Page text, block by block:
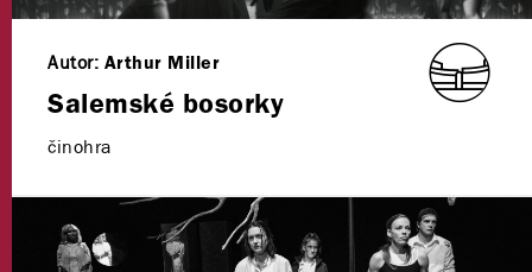
Autor: Arthur Miller
Salemské bosorky
činohra